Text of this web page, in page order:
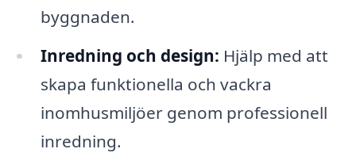
byggnaden.
Inredning och design: Hjälp med att
skapa funktionella och vackra
inomhusmiljöer genom professionell
inredning.